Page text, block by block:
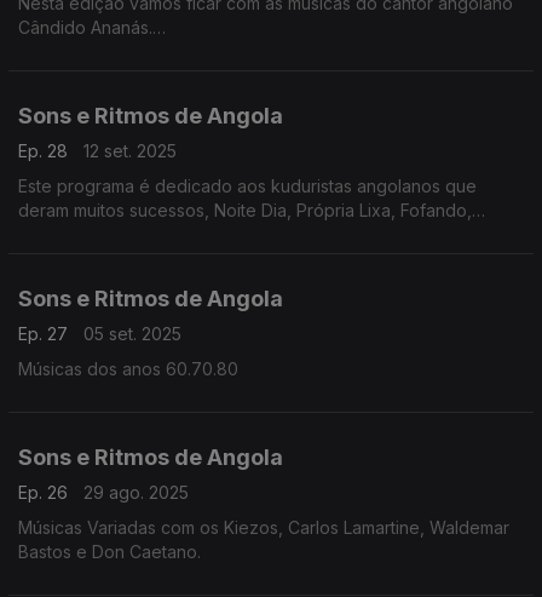
Cândido Ananás.
Sons e Ritmos de Angola
Ep. 28
12 set. 2025
Este programa é dedicado aos kuduristas angolanos que
deram muitos sucessos, Noite Dia, Própria Lixa, Fofando,
Sons e Ritmos de Angola
Ep. 27
05 set. 2025
Músicas dos anos 60.70.80
Sons e Ritmos de Angola
Ep. 26
29 ago. 2025
Músicas Variadas com os Kiezos, Carlos Lamartine, Waldemar
Bastos e Don Caetano.